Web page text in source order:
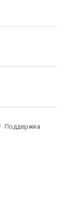
Поддержка